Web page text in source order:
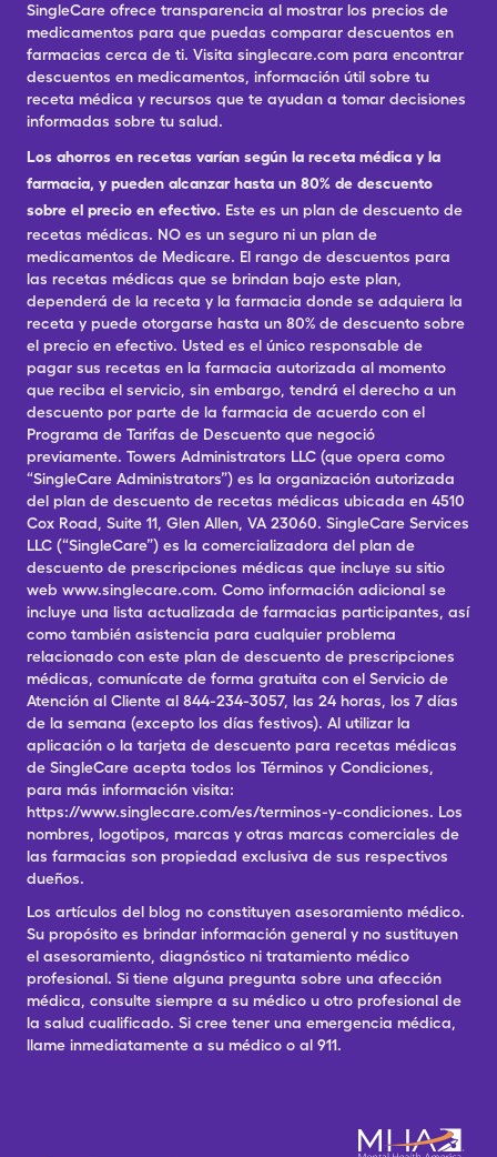
SingleCare ofrece transparencia al mostrar los precios de
medicamentos para que puedas comparar descuentos en
farmacias cerca de ti. Visita singlecare.com para encontrar
descuentos en medicamentos, información útil sobre tu
receta médica y recursos que te ayudan a tomar decisiones
informadas sobre tu salud.
Los ahorros en recetas varían según la receta médica y la
farmacia, y pueden alcanzar hasta un 80% de descuento
sobre el precio en efectivo. Este es un plan de descuento de
recetas médicas. NO es un seguro ni un plan de
medicamentos de Medicare. El rango de descuentos para
las recetas médicas que se brindan bajo este plan,
dependerá de la receta y la farmacia donde se adquiera la
receta y puede otorgarse hasta un 80% de descuento sobre
el precio en efectivo. Usted es el único responsable de
pagar sus recetas en la farmacia autorizada al momento
que reciba el servicio, sin embargo, tendrá el derecho a un
descuento por parte de la farmacia de acuerdo con el
Programa de Tarifas de Descuento que negoció
previamente. Towers Administrators LLC (que opera como
“SingleCare Administrators”) es la organización autorizada
del plan de descuento de recetas médicas ubicada en 4510
Cox Road, Suite 11, Glen Allen, VA 23060. SingleCare Services
LLC (“SingleCare”) es la comercializadora del plan de
descuento de prescripciones médicas que incluye su sitio
web www.singlecare.com. Como información adicional se
incluye una lista actualizada de farmacias participantes, así
como también asistencia para cualquier problema
relacionado con este plan de descuento de prescripciones
médicas, comunícate de forma gratuita con el Servicio de
Atención al Cliente al 844-234-3057, las 24 horas, los 7 días
de la semana (excepto los días festivos). Al utilizar la
aplicación o la tarjeta de descuento para recetas médicas
de SingleCare acepta todos los Términos y Condiciones,
para más información visita:
https://www.singlecare.com/es/terminos-y-condiciones. Los
nombres, logotipos, marcas y otras marcas comerciales de
las farmacias son propiedad exclusiva de sus respectivos
dueños.
Los artículos del blog no constituyen asesoramiento médico.
Su propósito es brindar información general y no sustituyen
el asesoramiento, diagnóstico ni tratamiento médico
profesional. Si tiene alguna pregunta sobre una afección
médica, consulte siempre a su médico u otro profesional de
la salud cualificado. Si cree tener una emergencia médica,
llame inmediatamente a su médico o al 911.